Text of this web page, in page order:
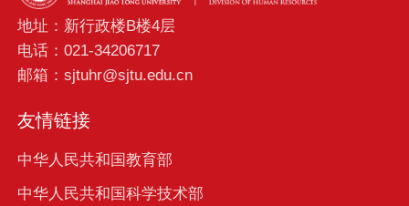
地址：新行政楼B楼4层
电话：021-34206717
邮箱：sjtuhr@sjtu.edu.cn
友情链接
中华人民共和国教育部
中华人民共和国科学技术部